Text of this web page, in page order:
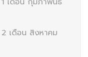
เดือน สิงหาคม